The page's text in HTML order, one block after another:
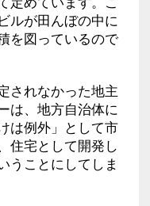
ルが田んぼの中に
を図っているので
されなかった地主
は、地方自治体に
は例外」として市
住宅として開発し
うことにしてしま